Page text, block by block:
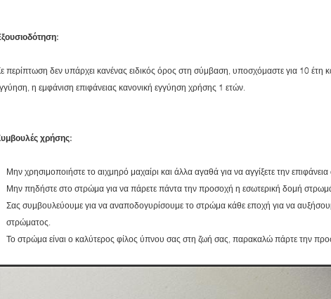
περίπτωση δεν υπάρχει κανένας ειδικός όρος στη σύμβαση, υποσχόμαστε για 10 έτη
η εμφάνιση επιφάνειας κανονική εγγύηση χρήσης 1 ετών.
χρήσης:
Μην χρησιμοποιήστε το αιχμηρό μαχαίρι και άλλα αγαθά για να αγγίξετε την
Μην πηδήστε στο στρώμα για να πάρετε πάντα την προσοχή η εσωτερική δομή
Σας συμβουλεύουμε για να αναποδογυρίσουμε το στρώμα κάθε εποχή για να
στρώματος.
Το στρώμα είναι ο καλύτερος φίλος ύπνου σας στη ζωή σας, παρακαλώ πάρτε την